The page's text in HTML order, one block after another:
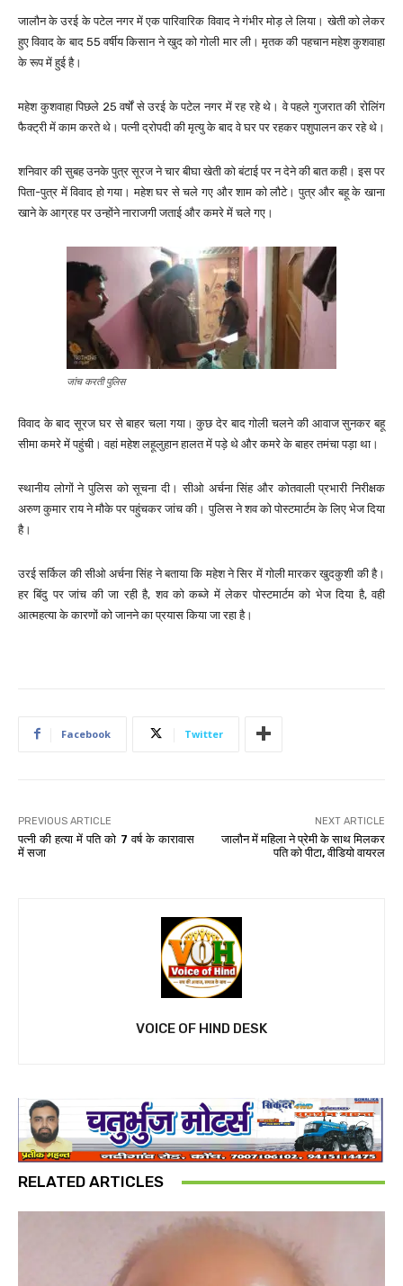
जालौन के उरई के पटेल नगर में एक पारिवारिक विवाद ने गंभीर मोड़ ले लिया। खेती को लेकर
हुए विवाद के बाद 55 वर्षीय किसान ने खुद को गोली मार ली। मृतक की पहचान महेश कुशवाहा
के रूप में हुई है।
महेश कुशवाहा पिछले 25 वर्षों से उरई के पटेल नगर में रह रहे थे। वे पहले गुजरात की रोलिंग
फैक्ट्री में काम करते थे। पत्नी द्रोपदी की मृत्यु के बाद वे घर पर रहकर पशुपालन कर रहे थे।
शनिवार की सुबह उनके पुत्र सूरज ने चार बीघा खेती को बंटाई पर न देने की बात कही। इस पर
पिता-पुत्र में विवाद हो गया। महेश घर से चले गए और शाम को लौटे। पुत्र और बहू के खाना
खाने के आग्रह पर उन्होंने नाराजगी जताई और कमरे में चले गए।
जांच करती पुलिस
विवाद के बाद सूरज घर से बाहर चला गया। कुछ देर बाद गोली चलने की आवाज सुनकर बहू
सीमा कमरे में पहुंची। वहां महेश लहूलुहान हालत में पड़े थे और कमरे के बाहर तमंचा पड़ा था।
स्थानीय लोगों ने पुलिस को सूचना दी। सीओ अर्चना सिंह और कोतवाली प्रभारी निरीक्षक
अरुण कुमार राय ने मौके पर पहुंचकर जांच की। पुलिस ने शव को पोस्टमार्टम के लिए भेज दिया
है।
उरई सर्किल की सीओ अर्चना सिंह ने बताया कि महेश ने सिर में गोली मारकर खुदकुशी की है।
हर बिंदु पर जांच की जा रही है, शव को कब्जे में लेकर पोस्टमार्टम को भेज दिया है, वही
आत्महत्या के कारणों को जानने का प्रयास किया जा रहा है।
Facebook Twitter
PREVIOUS ARTICLE
पत्नी की हत्या में पति को 7 वर्ष के कारावास
में सजा
NEXT ARTICLE
जालौन में महिला ने प्रेमी के साथ मिलकर
पति को पीटा, वीडियो वायरल
VOICE OF HIND DESK
RELATED ARTICLES